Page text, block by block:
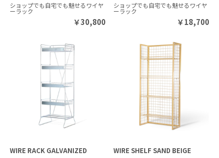
ショップでも自宅でも魅せるワイヤ
ーラック
￥30,800
ショップでも自宅でも魅せるワイヤ
ーラック
￥18,700
WIRE RACK GALVANIZED WIRE SHELF SAND BEIGE